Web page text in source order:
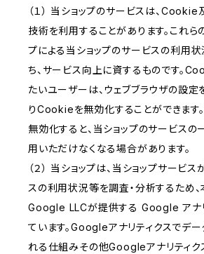
（１） 当ショップのサービスは、
技術を利用することがあります。これら
プによる当ショップのサービスの利用
ち、サービス向上に資するものです。
たいユーザーは、ウェブブラウザの設定
りCookieを無効化することができます
無効化すると、当ショップのサービスの
用いただけなくなる場合があります。
（２） 当ショップは、当ショップサービ
スの利用状況等を調査・分析するため
Google LLCが提供する Google アナ
ています。Googleアナリティクスでデ
れる仕組みその他Googleアナリティク